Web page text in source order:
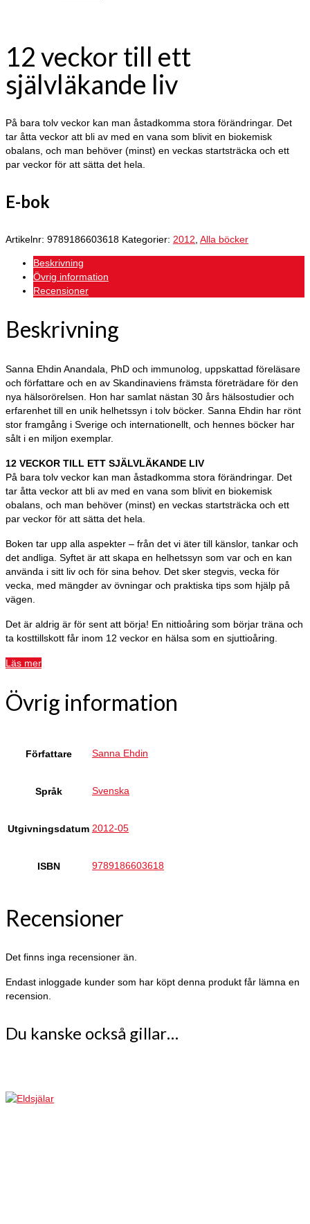
12 veckor till ett
självläkande liv
På bara tolv veckor kan man åstadkomma stora förändringar. Det
tar åtta veckor att bli av med en vana som blivit en biokemisk
obalans, och man behöver (minst) en veckas startsträcka och ett
par veckor för att sätta det hela.
E-bok
Artikelnr: 9789186603618 Kategorier: 2012 Alla böcker
Beskrivning
Övrig information
Recensioner
Beskrivning
Sanna Ehdin Anandala, PhD och immunolog, uppskattad föreläsare
och författare och en av Skandinaviens främsta företrädare för den
nya hälsorörelsen. Hon har samlat nästan 30 års hälsostudier och
erfarenhet till en unik helhetssyn i tolv böcker. Sanna Ehdin har rönt
stor framgång i Sverige och internationellt, och hennes böcker har
sålt i en miljon exemplar.
12 VECKOR TILL ETT SJÄLVLÄKANDE LIV
På bara tolv veckor kan man åstadkomma stora förändringar. Det
tar åtta veckor att bli av med en vana som blivit en biokemisk
obalans, och man behöver (minst) en veckas startsträcka och ett
par veckor för att sätta det hela.
Boken tar upp alla aspekter – från det vi äter till känslor, tankar och
det andliga. Syftet är att skapa en helhetssyn som var och en kan
använda i sitt liv och för sina behov. Det sker stegvis, vecka för
vecka, med mängder av övningar och praktiska tips som hjälp på
vägen.
Det är aldrig är för sent att börja! En nittioåring som börjar träna och
ta kosttillskott får inom 12 veckor en hälsa som en sjuttioåring.
Läs mer
Övrig information
Författare Sanna Ehdin
Språk Svenska
Utgivningsdatum 2012-05
ISBN 9789186603618
Recensioner
Det finns inga recensioner än.
Endast inloggade kunder som har köpt denna produkt får lämna en
recension.